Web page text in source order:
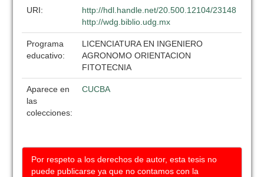
URI:
http://hdl.handle.net/20.500.12104/23148
http://wdg.biblio.udg.mx
Programa
educativo:
LICENCIATURA EN INGENIERO
AGRONOMO ORIENTACION
FITOTECNIA
Aparece en
las
colecciones:
CUCBA
Por respeto a los derechos de autor, esta tesis no
puede publicarse ya que no contamos con la